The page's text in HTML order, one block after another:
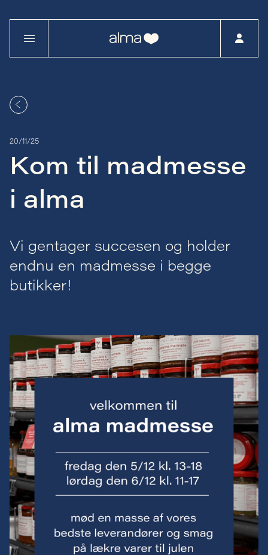
20/11/25
Kom til madmesse
i alma
Vi gentager succesen og holder
endnu en madmesse i begge
butikker!